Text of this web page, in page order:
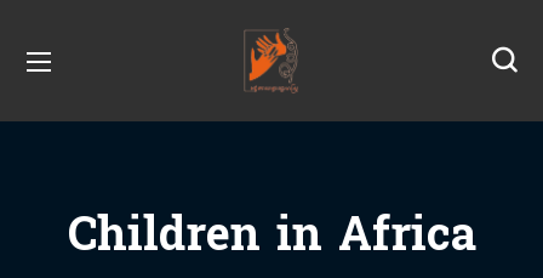
Children in Africa